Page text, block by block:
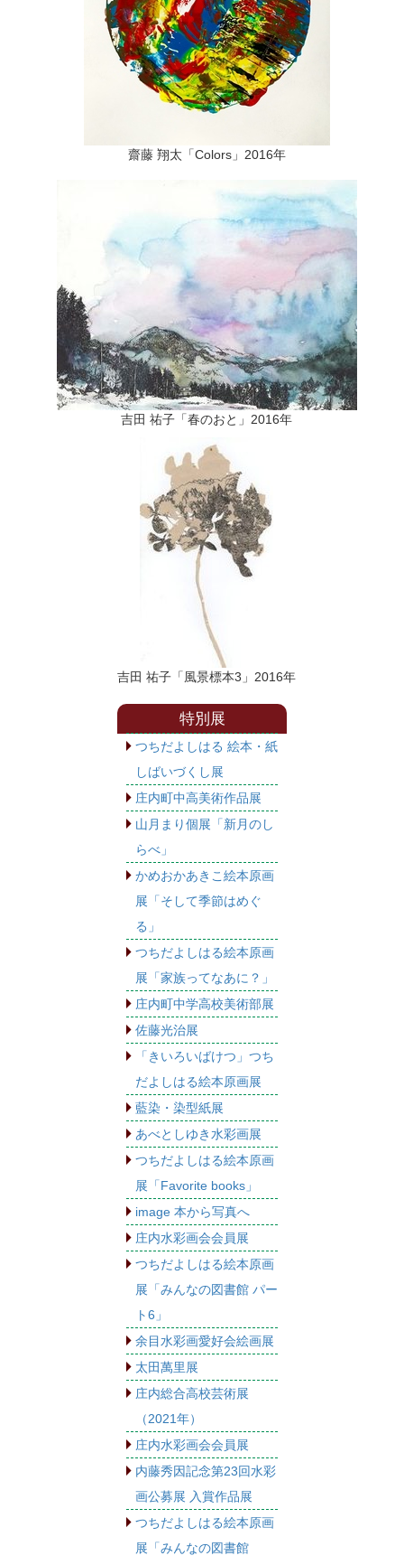
齋藤 翔太「Colors」2016年
吉田 祐子「春のおと」2016年
吉田 祐子「風景標本3」2016年
特別展
つちだよしはる 絵本・紙
しばいづくし展
庄内町中高美術作品展
山月まり個展「新月のし
らべ」
かめおかあきこ絵本原画
展「そして季節はめぐ
る」
つちだよしはる絵本原画
展「家族ってなあに？」
庄内町中学高校美術部展
佐藤光治展
「きいろいばけつ」つち
だよしはる絵本原画展
藍染・染型紙展
あべとしゆき水彩画展
つちだよしはる絵本原画
展「Favorite books」
image 本から写真へ
庄内水彩画会会員展
つちだよしはる絵本原画
展「みんなの図書館 パー
ト6」
余目水彩画愛好会絵画展
太田萬里展
庄内総合高校芸術展
（2021年）
庄内水彩画会会員展
内藤秀因記念第23回水彩
画公募展 入賞作品展
つちだよしはる絵本原画
展「みんなの図書館